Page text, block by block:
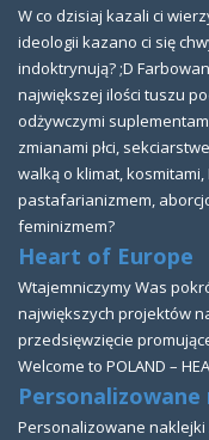
W co dzisiaj kazali ci
ideologii kazano ci się
indoktrynują? ;D
największej ilości tuszu
odżywczymi
zmianami płci,
walką o klimat,
pastafarianizmem,
feminizmem?
Heart of Europe
Wtajemniczymy Was
największych projektów
przedsięwzięcie
Welcome to POLAND –
Personalizowane naklejki